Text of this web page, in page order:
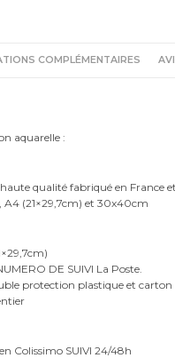
COMPLÉMENTAIRES
aquarelle :
qualité fabriqué en France
A4 (21×29,7cm) et 30x40cm
DE SUIVI La Poste.
protection plastique et carton
Colissimo SUIVI 24/48h